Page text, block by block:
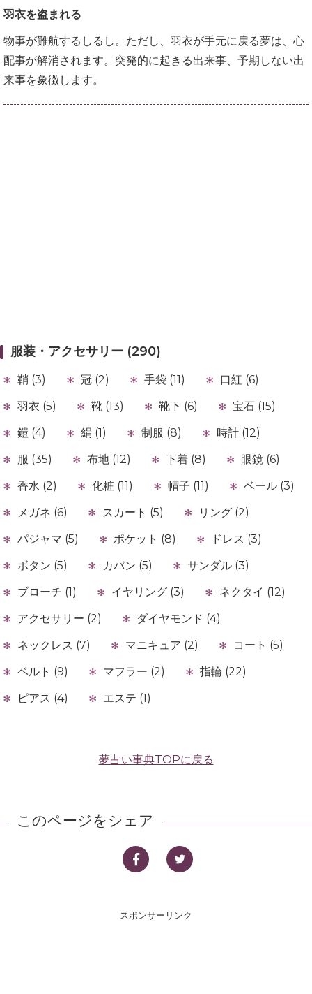
羽衣を盗まれる
物事が難航するしるし。ただし、羽衣が手元に戻る夢は、心
配事が解消されます。突発的に起きる出来事、予期しない出
来事を象徴します。
服装・アクセサリー (290)
鞘 (3) 冠 (2) 手袋 (11)
口紅 (6)
羽衣 (5)
靴 (13) 靴下 (6)
宝石 (15)
鎧 (4)
絹 (1) 制服 (8)
時計 (12)
服 (35)
布地 (12) 下着 (8)
眼鏡 (6)
香水 (2)
化粧 (11) 帽子 (11)
ベール (3)
メガネ (6)
スカート (5)
リング (2)
パジャマ (5)
ポケット (8)
ドレス (3)
ボタン (5)
カバン (5)
サンダル (3)
ブローチ (1)
イヤリング (3)
ネクタイ (12)
アクセサリー (2)
ダイヤモンド (4)
ネックレス (7)
マニキュア (2)
コート (5)
ベルト (9)
マフラー (2)
指輪 (22)
ピアス (4)
エステ (1)
夢占い事典TOPに戻る
このページをシェア
スポンサーリンク